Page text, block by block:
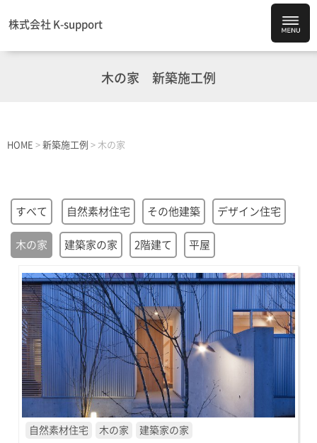
株式会社 K-support
木の家 新築施工例
HOME > 新築施工例 > 木の家
すべて 自然素材住宅 その他建築 デザイン住宅
木の家 建築家の家 2階建て 平屋
自然素材住宅 木の家 建築家の家